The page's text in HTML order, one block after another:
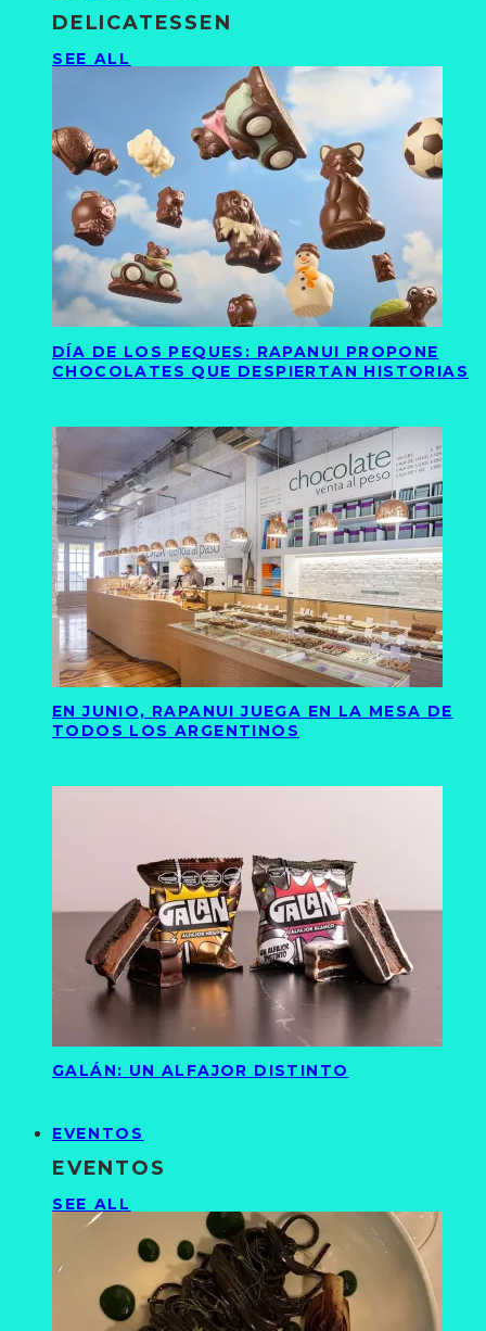
DELICATESSEN
SEE ALL
DÍA DE LOS PEQUES: RAPANUI PROPONE
CHOCOLATES QUE DESPIERTAN HISTORIAS
EN JUNIO, RAPANUI JUEGA EN LA MESA DE
TODOS LOS ARGENTINOS
GALÁN: UN ALFAJOR DISTINTO
EVENTOS
EVENTOS
SEE ALL